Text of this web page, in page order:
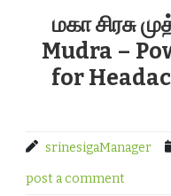
மகா சிரசு
Mudra –
for
srinesigaManager
post a comment